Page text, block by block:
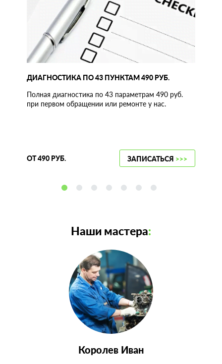
ДИАГНОСТИКА ПО 43 ПУНКТАМ 490 РУБ.
Полная диагностика по 43 параметрам 490 руб.
при первом обращении или ремонте у нас.
ОТ 490 РУБ. ЗАПИСАТЬСЯ >>>
Наши мастера:
Королев Иван